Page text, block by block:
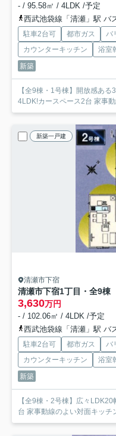
- / 95.58㎡ / 4LDK /予定
西武池袋線「清瀬」駅 バス
駐車2台可 都市ガス バ
カウンターキッチン
浴室
新築
【全9棟・1号棟】開放感あ
4LDK!カー
新築一戸建
清瀬市下宿
清瀬市下宿1丁目・全9
3,630万円
- / 102.06㎡ / 4LDK /予定
西武池袋線「清瀬」駅 バス
駐車2台可 都市ガス バ
カウンターキッチン
浴室
新築
【全9棟・2号棟】広々
台 家事動線のよい対面キッ